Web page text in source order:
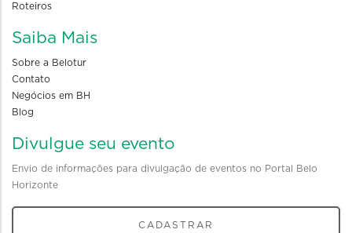
Roteiros
Saiba Mais
Sobre a Belotur
Contato
Negócios em BH
Blog
Divulgue seu evento
Envio de informações para divulgação de eventos no Portal Belo
Horizonte
CADASTRAR